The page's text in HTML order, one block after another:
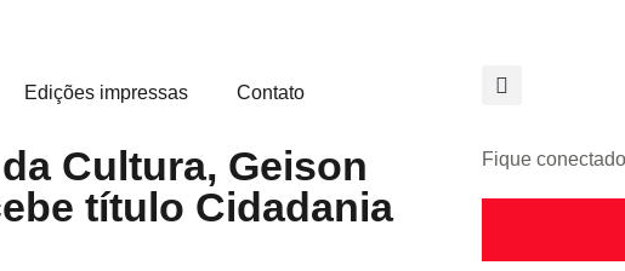
Edições impressas Contato
Cultura, Geison
título Cidadania
Fique conectado